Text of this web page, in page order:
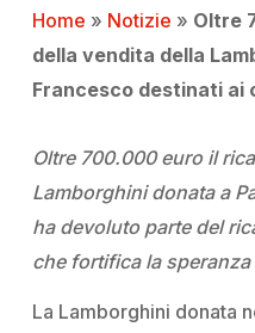
Home » Notizie » Oltre
della vendita della
Francesco destinati ai
Oltre 700.000 euro il
Lamborghini donata a
ha devoluto parte del
che fortifica la speranza
La Lamborghini donata